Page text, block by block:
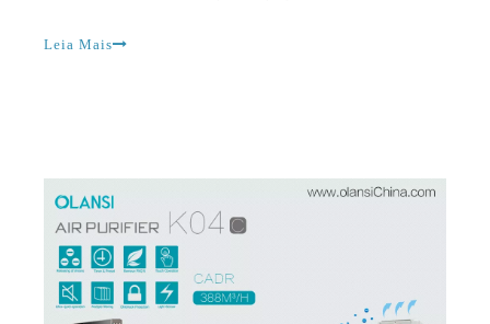
pessoas, há a crença de que manter a ventilação
Leia Mais